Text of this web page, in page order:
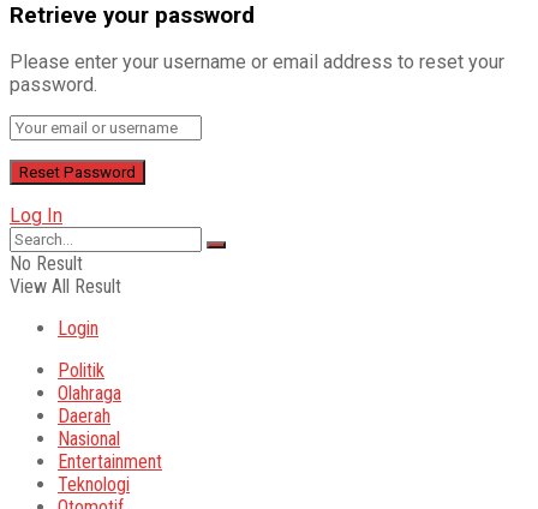
Retrieve your password
Please enter your username or email address to reset your
password.
Log In
No Result
View All Result
Login
Politik
Olahraga
Daerah
Nasional
Entertainment
Teknologi